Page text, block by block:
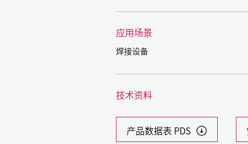
应用场景
焊接设备
技术资料
产品数据表 PDS